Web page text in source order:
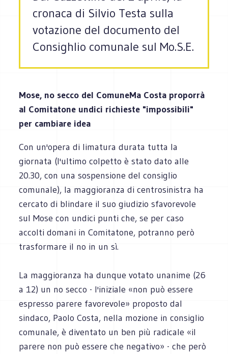
cronaca di Silvio Testa sulla
votazione del documento del
Consighlio comunale sul Mo.S.E.
Mose, no secco del ComuneMa Costa proporrà
al Comitatone undici richieste "impossibili"
per cambiare idea
Con un'opera di limatura durata tutta la
giornata (l'ultimo colpetto è stato dato alle
20.30, con una sospensione del consiglio
comunale), la maggioranza di centrosinistra ha
cercato di blindare il suo giudizio sfavorevole
sul Mose con undici punti che, se per caso
accolti domani in Comitatone, potranno però
trasformare il no in un sì.
La maggioranza ha dunque votato unanime (26
a 12) un no secco - l'iniziale «non può essere
espresso parere favorevole» proposto dal
sindaco, Paolo Costa, nella mozione in consiglio
comunale, è diventato un ben più radicale «il
parere non può essere che negativo» - che però